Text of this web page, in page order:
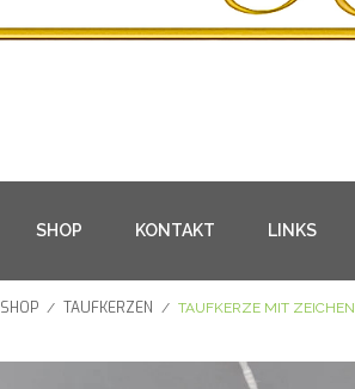
SHOP KONTAKT LINKS
SHOP / TAUFKERZEN / TAUFKERZE MIT ZEICHEN